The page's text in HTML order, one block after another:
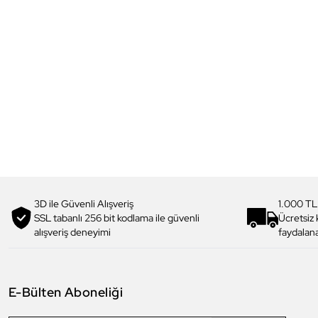
3D ile Güvenli Alışveriş
SSL tabanlı 256 bit kodlama ile güvenli
alışveriş deneyimi
1.000
Ücretsiz
E-Bülten Aboneliği